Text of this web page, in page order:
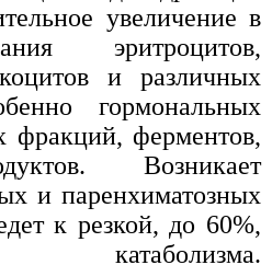
увеличение в
эритроцитов,
и различных
гормональных
фракций, ферментов,
Возникает
и паренхиматозных
к резкой, до 60%,
катаболизма.